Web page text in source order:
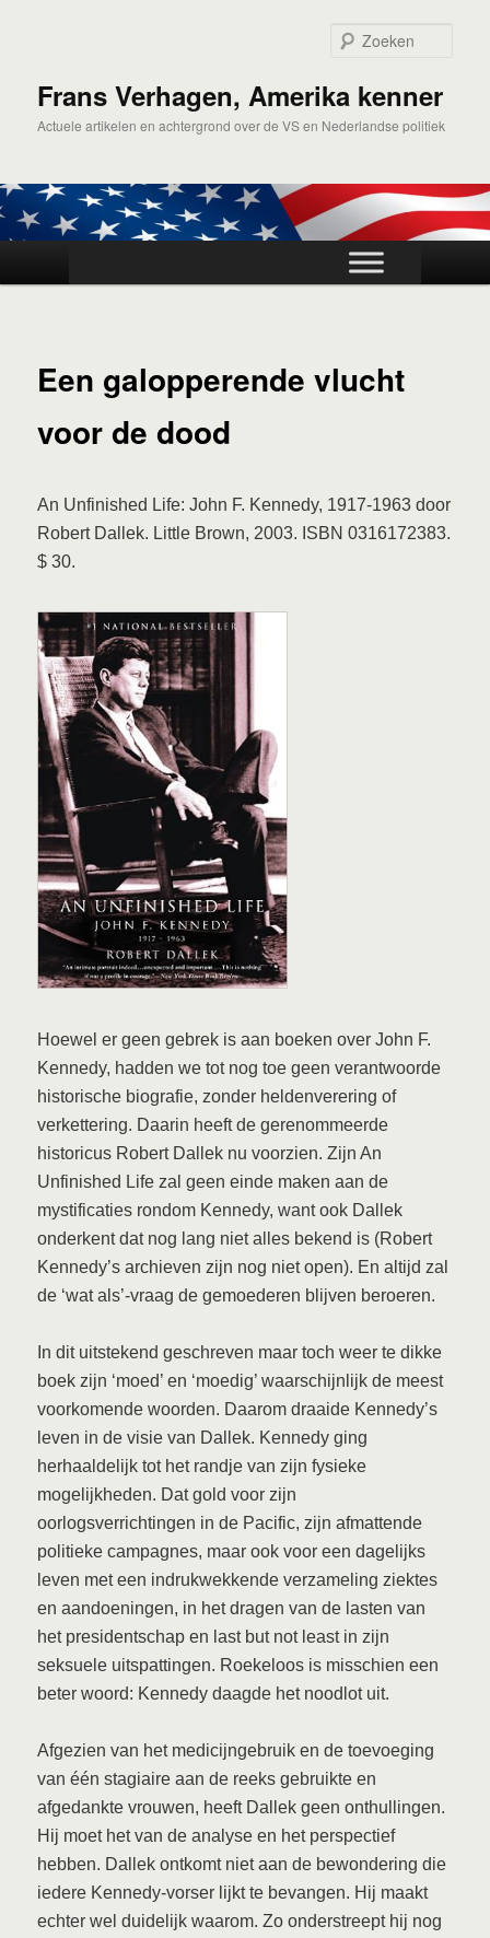
inhoudFrans Verhagen, Amerika kenner
Actuele artikelen en achtergrond over de VS en Nederlandse politiek
Een galopperende vlucht
voor de dood
An Unfinished Life: John F. Kennedy, 1917-1963 door
Robert Dallek. Little Brown, 2003. ISBN 0316172383.
$ 30.
Hoewel er geen gebrek is aan boeken over John F.
Kennedy, hadden we tot nog toe geen verantwoorde
historische biografie, zonder heldenverering of
verkettering. Daarin heeft de gerenommeerde
historicus Robert Dallek nu voorzien. Zijn An
Unfinished Life zal geen einde maken aan de
mystificaties rondom Kennedy, want ook Dallek
onderkent dat nog lang niet alles bekend is (Robert
Kennedy’s archieven zijn nog niet open). En altijd zal
de ‘wat als’-vraag de gemoederen blijven beroeren.
In dit uitstekend geschreven maar toch weer te dikke
boek zijn ‘moed’ en ‘moedig’ waarschijnlijk de meest
voorkomende woorden. Daarom draaide Kennedy’s
leven in de visie van Dallek. Kennedy ging
herhaaldelijk tot het randje van zijn fysieke
mogelijkheden. Dat gold voor zijn
oorlogsverrichtingen in de Pacific, zijn afmattende
politieke campagnes, maar ook voor een dagelijks
leven met een indrukwekkende verzameling ziektes
en aandoeningen, in het dragen van de lasten van
het presidentschap en last but not least in zijn
seksuele uitspattingen. Roekeloos is misschien een
beter woord: Kennedy daagde het noodlot uit.
Afgezien van het medicijngebruik en de toevoeging
van één stagiaire aan de reeks gebruikte en
afgedankte vrouwen, heeft Dallek geen onthullingen.
Hij moet het van de analyse en het perspectief
hebben. Dallek ontkomt niet aan de bewondering die
iedere Kennedy-vorser lijkt te bevangen. Hij maakt
echter wel duidelijk waarom. Zo onderstreept hij nog